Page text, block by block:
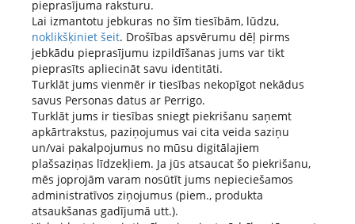
pieprasījuma raksturu.
Lai izmantotu jebkuras no šīm tiesībām, lūdzu,
noklikšķiniet šeit. Drošības apsvērumu dēļ pirms
jebkādu pieprasījumu izpildīšanas jums var tikt
pieprasīts apliecināt savu identitāti.
Turklāt jums vienmēr ir tiesības nekopīgot nekādus
savus Personas datus ar Perrigo.
Turklāt jums ir tiesības sniegt piekrišanu saņemt
apkārtrakstus, paziņojumus vai cita veida saziņu
un/vai pakalpojumus no mūsu digitālajiem
plašsaziņas līdzekļiem. Ja jūs atsaucat šo piekrišanu,
mēs joprojām varam nosūtīt jums nepieciešamos
administratīvos ziņojumus (piem., produkta
atsaukšanas gadījumā utt.).